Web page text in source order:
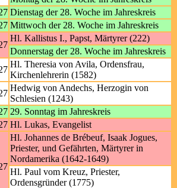
Dienstag der 28. Woche im Jahreskreis
Mittwoch der 28. Woche im Jahreskreis
Hl. Kallistus I., Papst, Märtyrer (222)
Donnerstag der 28. Woche im Jahreskreis
Hl. Theresia von Avila, Ordensfrau,
Kirchenlehrerin (1582)
Hedwig von Andechs, Herzogin von
Schlesien (1243)
29. Sonntag im Jahreskreis
Hl. Lukas, Evangelist
Hl. Johannes de Brébeuf, Isaak Jogues,
Priester, und Gefährten, Märtyrer in
Nordamerika (1642-1649)
Hl. Paul vom Kreuz, Priester,
Ordensgründer (1775)